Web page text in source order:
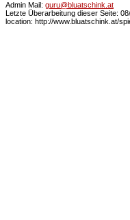
Admin Mail: guru@bluatschink.at
Letzte Überarbeitung dieser Seite:
location: http://www.bluatschink.at/